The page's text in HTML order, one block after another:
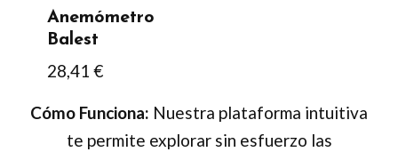
Anemómetro
Balest
28,41 €
Cómo Funciona: Nuestra plataforma intuitiva
te permite explorar sin esfuerzo las